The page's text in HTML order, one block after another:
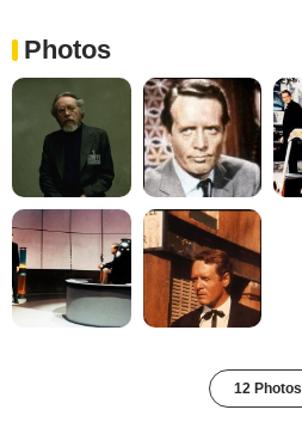
Photos
12 Photos